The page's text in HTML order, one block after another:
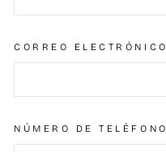
CORREO ELECTRÓNICO
NÚMERO DE TELÉFONO